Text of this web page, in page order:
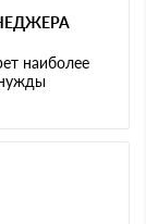
наиболее